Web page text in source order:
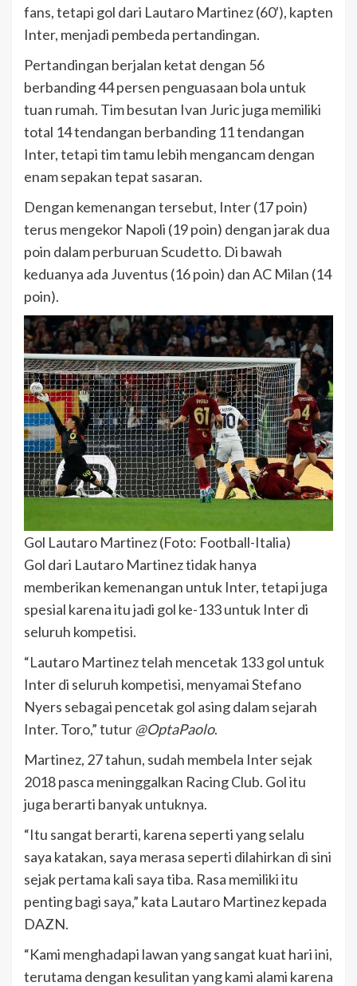
fans, tetapi gol dari Lautaro Martinez (60′), kapten
Inter, menjadi pembeda pertandingan.
Pertandingan berjalan ketat dengan 56
berbanding 44 persen penguasaan bola untuk
tuan rumah. Tim besutan Ivan Juric juga memiliki
total 14 tendangan berbanding 11 tendangan
Inter, tetapi tim tamu lebih mengancam dengan
enam sepakan tepat sasaran.
Dengan kemenangan tersebut, Inter (17 poin)
terus mengekor Napoli (19 poin) dengan jarak dua
poin dalam perburuan Scudetto. Di bawah
keduanya ada Juventus (16 poin) dan AC Milan (14
poin).
Gol Lautaro Martinez (Foto: Football-Italia)
Gol dari Lautaro Martinez tidak hanya
memberikan kemenangan untuk Inter, tetapi juga
spesial karena itu jadi gol ke-133 untuk Inter di
seluruh kompetisi.
“Lautaro Martinez telah mencetak 133 gol untuk
Inter di seluruh kompetisi, menyamai Stefano
Nyers sebagai pencetak gol asing dalam sejarah
Inter. Toro,” tutur@OptaPaolo.
Martinez, 27 tahun, sudah membela Inter sejak
2018 pasca meninggalkan Racing Club. Gol itu
juga berarti banyak untuknya.
“Itu sangat berarti, karena seperti yang selalu
saya katakan, saya merasa seperti dilahirkan di sini
sejak pertama kali saya tiba. Rasa memiliki itu
penting bagi saya,” kata Lautaro Martinez kepada
DAZN.
“Kami menghadapi lawan yang sangat kuat hari ini,
terutama dengan kesulitan yang kami alami karena